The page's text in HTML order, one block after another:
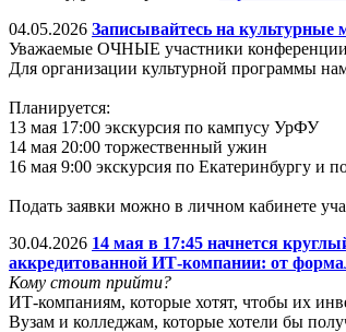
04.05.2026 Записывайтесь на культурные
Уважаемые ОЧНЫЕ участники
Для организации культурной программы
Планируется:
13 мая 17:00 экскурсия по кампусу УрФУ
14 мая 20:00 торжественный ужин
16 мая 9:00 экскурсия по Екатеринбургу и
Подать заявки можно в личном кабинете
30.04.2026 14 мая в 17:45 начнется
аккредитованной ИТ-компании: от
Кому стоит прийти?
ИТ-компаниям, которые хотят, чтобы их
Вузам и колледжам, которые хотели бы